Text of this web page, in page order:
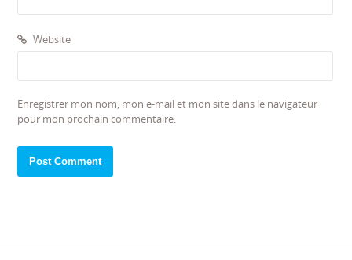
Website
Enregistrer mon nom, mon e-mail et mon site dans le navigateur
pour mon prochain commentaire.